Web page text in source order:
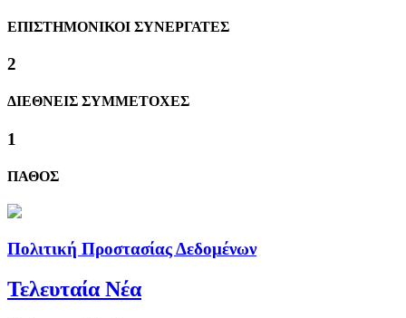
ΕΠΙΣΤΗΜΟΝΙΚΟΙ ΣΥΝΕΡΓΑΤΕΣ
2
ΔΙΕΘΝΕΙΣ ΣΥΜΜΕΤΟΧΕΣ
1
ΠΑΘΟΣ
Πολιτική Προστασίας Δεδομένων
Τελευταία Νέα